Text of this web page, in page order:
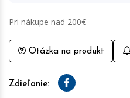
Pri nákupe nad 200€
Otázka na produkt
Zdieľanie: Facebook